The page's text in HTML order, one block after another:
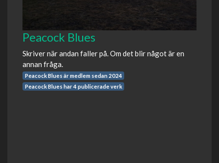
Peacock Blues
Skriver när andan faller på. Om det blir något är en
annan fråga.
Peacock Blues är medlem sedan 2024
Peacock Blues har 4 publicerade verk